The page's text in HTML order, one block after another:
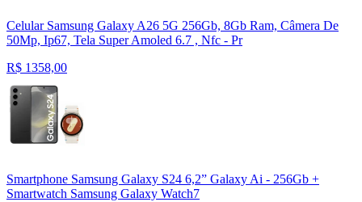
Celular Samsung Galaxy A26 5G 256Gb, 8Gb Ram, Câmera De
50Mp, Ip67, Tela Super Amoled 6.7 , Nfc - Pr
R$ 1358,00
Smartphone Samsung Galaxy S24 6,2” Galaxy Ai - 256Gb +
Smartwatch Samsung Galaxy Watch7